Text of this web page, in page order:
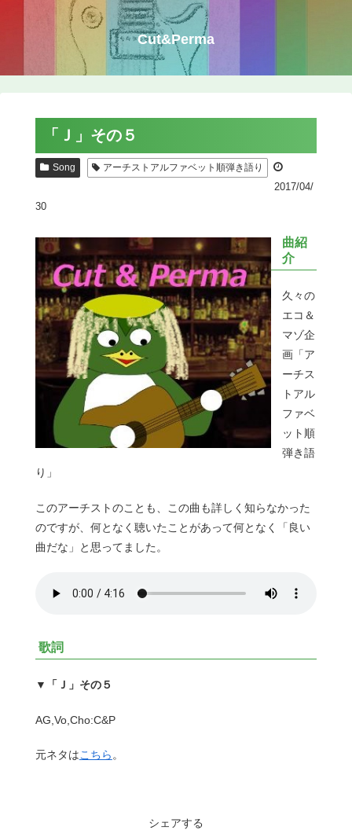
Cut&Perma
「Ｊ」その５
Song アーチストアルファベット順弾き語り
2017/04/
30
曲紹
介
久々の
エコ＆
マゾ企
画「ア
ーチス
トアル
ファベ
ット順
弾き語
り」
このアーチストのことも、この曲も詳しく知らなかった
のですが、何となく聴いたことがあって何となく「良い
曲だな」と思ってました。
歌詞
▼「Ｊ」その５
AG,Vo,Cho:C&P
元ネタはこちら。
シェアする